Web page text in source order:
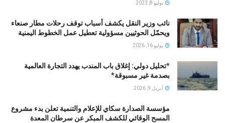
يوليو 8, 2023
نائب وزير النقل يكشف أسباب توقف رحلات مطار صنعاء
ويحمّل الحوثيين مسؤولية تعطيل عمل الخطوط اليمنية
يوليو 16, 2026
*تحليل دولي: إغلاق باب المندب يهدد التجارة العالمية
بصدمة غير مسبوقة*
أبريل 9, 2026
مؤسسة الصدارة سكاي للإعلام والتنمية تعلن بدء مشروع
المسح الوقائي للكشف المبكر عن سرطان المعدة